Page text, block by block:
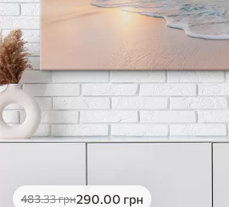
483.33грн290.00 грн